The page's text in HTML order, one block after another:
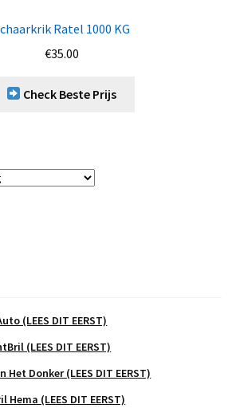
Ratel 1000 KG
€35.00
Check Beste Prijs
(LEES DIT EERST)
(LEES DIT EERST)
Het Donker (LEES DIT EERST)
(LEES DIT EERST)